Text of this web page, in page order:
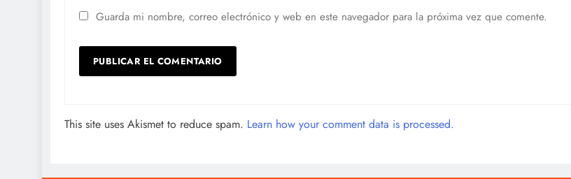
Guarda mi nombre, correo electrónico y web en este navegador para la próxima vez que comente.
This site uses Akismet to reduce spam. Learn how your comment data is processed.